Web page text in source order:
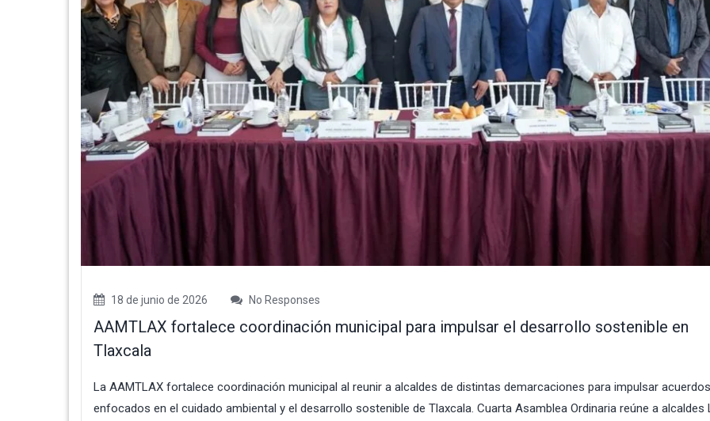
18 de junio de 2026 No Responses
AAMTLAX fortalece coordinación municipal para impulsar el desarrollo sostenible en
Tlaxcala
La AAMTLAX fortalece coordinación municipal al reunir a alcaldes de distintas demarcaciones para impulsar acuerdos
enfocados en el cuidado ambiental y el desarrollo sostenible de Tlaxcala. Cuarta Asamblea Ordinaria reúne a alcaldes